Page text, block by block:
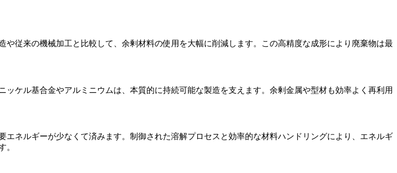
や従来の機械加工と比較して、余剰材料の使用を大幅に削減します。この高精度な成形により廃棄物は最
ッケル基合金やアルミニウムは、本質的に持続可能な製造を支えます。余剰金属や型材も効率よく再利用
ネルギーが少なくて済みます。制御された溶解プロセスと効率的な材料ハンドリングにより、エネルギ
。